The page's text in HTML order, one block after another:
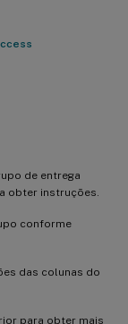
de entrega
obter instruções.
conforme
das colunas do
para obter mais